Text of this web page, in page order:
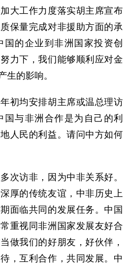
大工作力度落实胡主席宣布
保量完成对非援助方面的承
的企业到非洲国家投资创
力下，我们能够顺利应对金
生的影响。
均安排胡主席或温总理访
与非洲合作是为自己的利
人民的利益。请问中方如何
访非，因为中非关系好。
厚的传统友谊，中非历史上
面临共同的发展任务。中国
重视同非洲国家发展友好合
做我们的好朋友，好伙伴，
，互利合作，共同发展。中